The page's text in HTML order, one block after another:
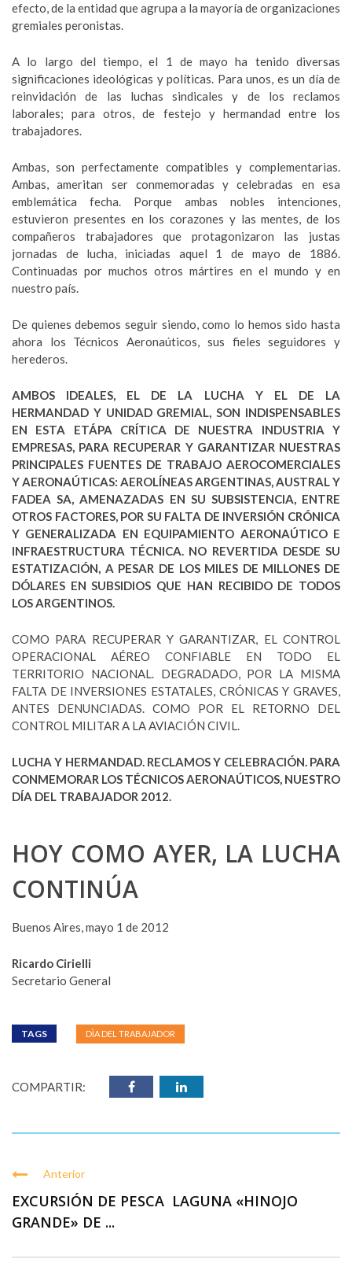
efecto, de la entidad que agrupa a la mayoría de organizaciones
gremiales peronistas.
A lo largo del tiempo, el 1 de mayo ha tenido diversas
significaciones ideológicas y políticas. Para unos, es un día de
reinvidación de las luchas sindicales y de los reclamos
laborales; para otros, de festejo y hermandad entre los
trabajadores.
Ambas, son perfectamente compatibles y complementarias.
Ambas, ameritan ser conmemoradas y celebradas en esa
emblemática fecha. Porque ambas nobles intenciones,
estuvieron presentes en los corazones y las mentes, de los
compañeros trabajadores que protagonizaron las justas
jornadas de lucha, iniciadas aquel 1 de mayo de 1886.
Continuadas por muchos otros mártires en el mundo y en
nuestro país.
De quienes debemos seguir siendo, como lo hemos sido hasta
ahora los Técnicos Aeronaúticos, sus fieles seguidores y
herederos.
AMBOS IDEALES, EL DE LA LUCHA Y EL DE LA
HERMANDAD Y UNIDAD GREMIAL, SON INDISPENSABLES
EN ESTA ETÁPA CRÍTICA DE NUESTRA INDUSTRIA Y
EMPRESAS, PARA RECUPERAR Y GARANTIZAR NUESTRAS
PRINCIPALES FUENTES DE TRABAJO AEROCOMERCIALES
Y AERONAÚTICAS: AEROLÍNEAS ARGENTINAS, AUSTRAL Y
FADEA SA, AMENAZADAS EN SU SUBSISTENCIA, ENTRE
OTROS FACTORES, POR SU FALTA DE INVERSIÓN CRÓNICA
Y GENERALIZADA EN EQUIPAMIENTO AERONAÚTICO E
INFRAESTRUCTURA TÉCNICA. NO REVERTIDA DESDE SU
ESTATIZACIÓN, A PESAR DE LOS MILES DE MILLONES DE
DÓLARES EN SUBSIDIOS QUE HAN RECIBIDO DE TODOS
LOS ARGENTINOS.
COMO PARA RECUPERAR Y GARANTIZAR, EL CONTROL
OPERACIONAL AÉREO CONFIABLE EN TODO EL
TERRITORIO NACIONAL. DEGRADADO, POR LA MISMA
FALTA DE INVERSIONES ESTATALES, CRÓNICAS Y GRAVES,
ANTES DENUNCIADAS. COMO POR EL RETORNO DEL
CONTROL MILITAR A LA AVIACIÓN CIVIL.
LUCHA Y HERMANDAD. RECLAMOS Y CELEBRACIÓN. PARA
CONMEMORAR LOS TÉCNICOS AERONAÚTICOS, NUESTRO
DÍA DEL TRABAJADOR 2012.
HOY COMO AYER, LA LUCHA
CONTINÚA
Buenos Aires, mayo 1 de 2012
Ricardo Cirielli
Secretario General
TAGS DÌA DEL TRABAJADOR
COMPARTIR:
Anterior
EXCURSIÓN DE PESCA LAGUNA «HINOJO
GRANDE» DE ...